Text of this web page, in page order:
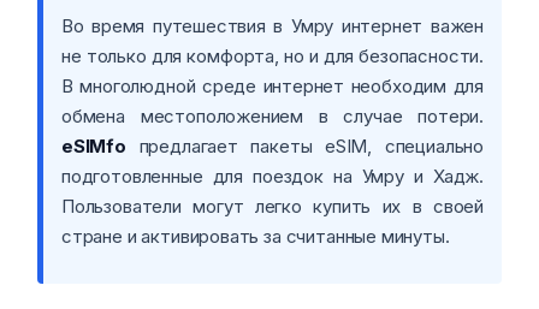
Во время путешествия в Умру интернет важен
не только для комфорта, но и для безопасности.
В многолюдной среде интернет необходим для
обмена местоположением в случае потери.
eSIMfo предлагает пакеты eSIM, специально
подготовленные для поездок на Умру и Хадж.
Пользователи могут легко купить их в своей
стране и активировать за считанные минуты.